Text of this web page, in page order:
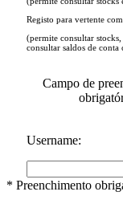
Registo para vertente
(permite consultar
consultar saldos de conta
Campo de
Username:
* Preenchimento